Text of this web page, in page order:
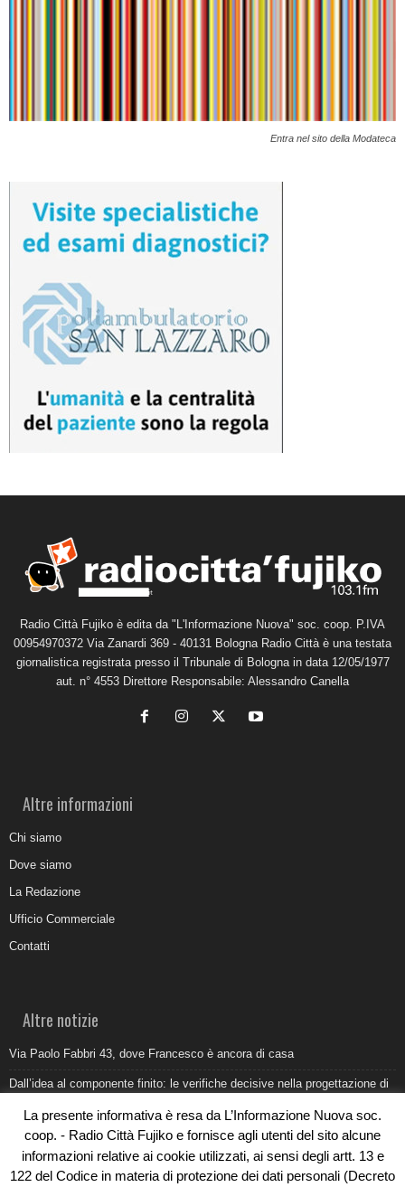
Entra nel sito della Modateca
Radio Città Fujiko è edita da "L'Informazione Nuova" soc. coop. P.IVA
00954970372 Via Zanardi 369 - 40131 Bologna Radio Città è una testata
giornalistica registrata presso il Tribunale di Bologna in data 12/05/1977
aut. n° 4553 Direttore Responsabile: Alessandro Canella
Altre informazioni
Chi siamo
Dove siamo
La Redazione
Ufficio Commerciale
Contatti
Altre notizie
Via Paolo Fabbri 43, dove Francesco è ancora di casa
Dall’idea al componente finito: le verifiche decisive nella progettazione di
Belvedere Marittimo e il report ARPACAL 2026 sulla qualità del mare
Come organizzare e allestire una camera ardente per l’ultimo saluto
La presente informativa è resa da L’Informazione Nuova soc.
coop. - Radio Città Fujiko e fornisce agli utenti del sito alcune
informazioni relative ai cookie utilizzati, ai sensi degli artt. 13 e
122 del Codice in materia di protezione dei dati personali (Decreto